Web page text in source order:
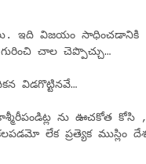
ఇది విజయం సాధించడానికి
చాల చెప్పొచ్చు…
విడగొట్టినవే…
ను ఊచకోత కోసి ,
లేక ప్రత్యెక ముస్లిం